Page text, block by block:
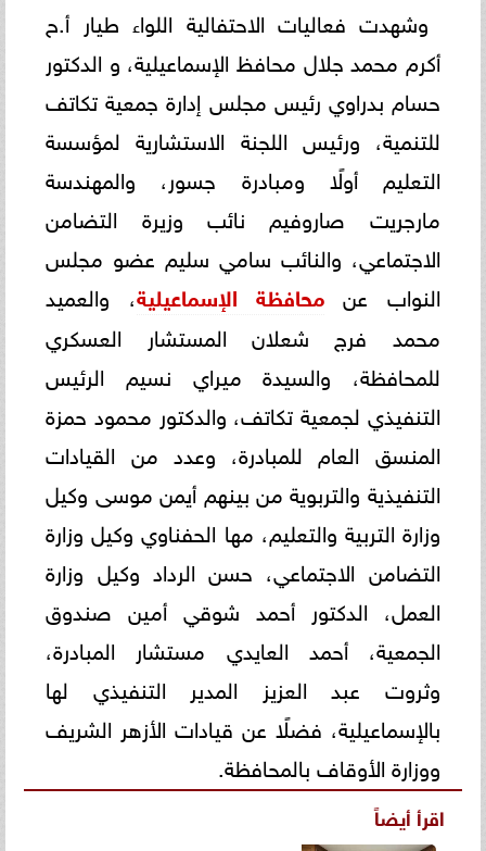
وشهدت فعاليات الاحتفالية اللواء طيار أ.ح
أكرم محمد جلال محافظ الإسماعيلية، و الدكتور
حسام بدراوي رئيس مجلس إدارة جمعية تكاتف
للتنمية، ورئيس اللجنة الاستشارية لمؤسسة
التعليم أولًا ومبادرة جسور، والمهندسة
مارجريت صاروفيم نائب وزيرة التضامن
الاجتماعي، والنائب سامي سليم عضو مجلس
النواب عن محافظة الإسماعيلية، والعميد
محمد فرج شعلان المستشار العسكري
للمحافظة، والسيدة ميراي نسيم الرئيس
التنفيذي لجمعية تكاتف، والدكتور محمود حمزة
المنسق العام للمبادرة، وعدد من القيادات
التنفيذية والتربوية من بينهم أيمن موسى وكيل
وزارة التربية والتعليم، مها الحفناوي وكيل وزارة
التضامن الاجتماعي، حسن الرداد وكيل وزارة
العمل، الدكتور أحمد شوقي أمين صندوق
الجمعية، أحمد العايدي مستشار المبادرة،
وثروت عبد العزيز المدير التنفيذي لها
بالإسماعيلية، فضلًا عن قيادات الأزهر الشريف
ووزارة الأوقاف بالمحافظة.
اقرأ أيضاً